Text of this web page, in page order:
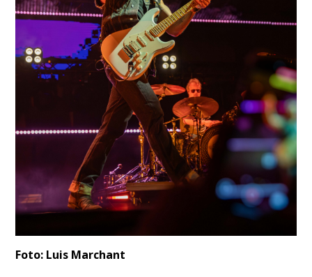
Foto: Luis Marchant